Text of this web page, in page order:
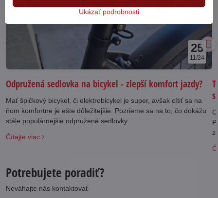
25
11/24
Odpružená sedlovka na bicykel - zlepší komfort jazdy?
Mať špičkový bicykel, či elektrobicykel je super, avšak cítiť sa na
ňom komfortne je ešte dôležitejšie. Pozrieme sa na to, čo dokážu
stále populárnejšie odpružené sedlovky.
Čítajte viac
Potrebujete poradiť?
Neváhajte nás kontaktovať
Ukázať podrobnosti